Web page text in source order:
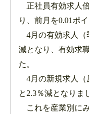
正社員有効求人
り、前月を0.01ポ
4月の有効求人（
減となり、有効求
た。
4月の新規求人（
と2.3％減となりま
これを産業別に